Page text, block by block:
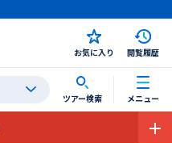
お気に入り 閲覧履歴
ツアー検索 メニュー